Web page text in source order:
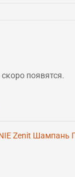
появятся.
Zenit Шампань